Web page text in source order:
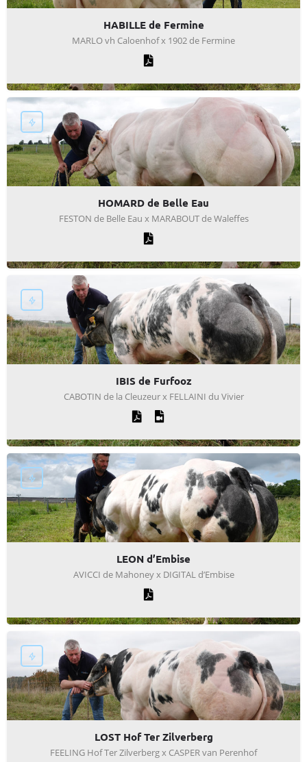
HABILLE de Fermine
MARLO vh Caloenhof x 1902 de Fermine
HOMARD de Belle Eau
FESTON de Belle Eau x MARABOUT de Waleffes
IBIS de Furfooz
CABOTIN de la Cleuzeur x FELLAINI du Vivier
LEON d’Embise
AVICCI de Mahoney x DIGITAL d’Embise
LOST Hof Ter Zilverberg
FEELING Hof Ter Zilverberg x CASPER van Perenhof